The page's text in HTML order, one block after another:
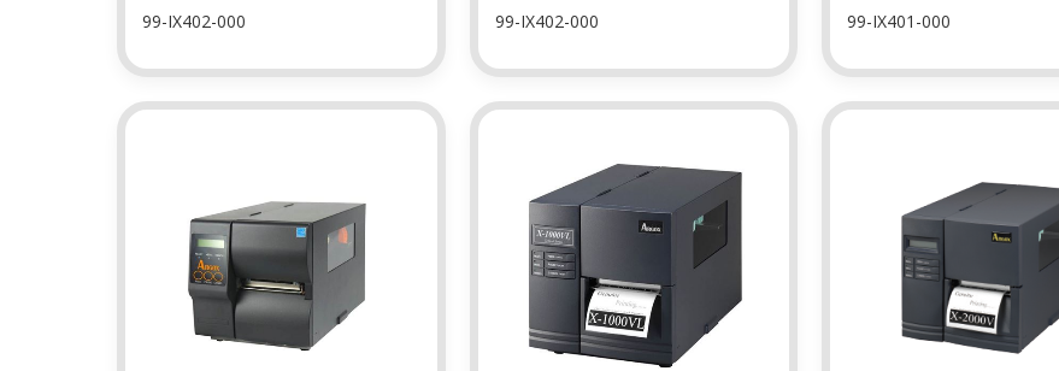
99-IX402-000 99-IX402-000 99-IX401-000